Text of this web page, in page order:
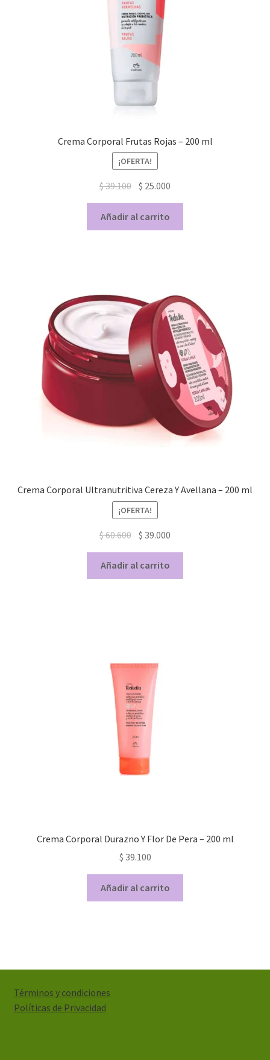
Crema Corporal Frutas Rojas – 200 ml
¡OFERTA!
$39.100 $ 25.000
Añadir al carrito
Crema Corporal Ultranutritiva Cereza Y Avellana – 200 ml
¡OFERTA!
$60.600 $ 39.000
Añadir al carrito
Crema Corporal Durazno Y Flor De Pera – 200 ml
$ 39.100
Añadir al carrito
Términos y condiciones
Políticas de Privacidad